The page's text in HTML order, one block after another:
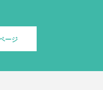
ージ